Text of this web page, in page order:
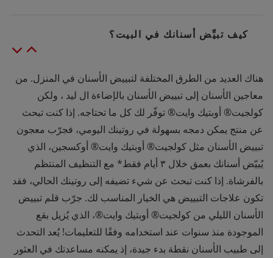
كيف تبيِّض أسنانك في البيت؟
هناك العديد من الطرق المختلفة لتبييض الأسنان في المنزل. من
معاجين الأسنان إلى تبييض الأسنان بالإضاءة ال ليد ، ولكن
كولجيت® أوبتيك وايت® توفّر لك كل ما تحتاجه. إذا كنت تبحث
عن منتج يمكن دمجه بسهولة في روتينك اليومي، فجرّب معجون
تبييض الأسنان مثل كولجيت® أوبتيك وايت® أوكسجين، الذي
يُبيّض أسنانك بعمق خلال ٣ أيام فقط* مع التنظيف المنتظم
بالفرشاة. إذا كنت تبحث عن شيء تضيفه إلى روتينك الحالي، فقد
تكون علاجات التبييض هي الخيار المناسب لك. جرّب قلم تبييض
الأسنان الليلي من كولجيت® أوبتيك وايت®، الذي يُزيل بقع
الموجودة منذ سنوات عند استخدامه وفقًا للتعليمات! يُعد التحدث
إلى طبيب الأسنان نقطة بدء جيدة، إذ يمكنه مساعدتك في العثور